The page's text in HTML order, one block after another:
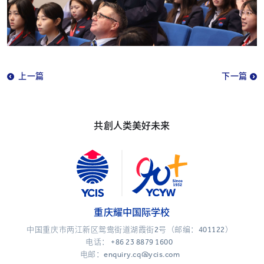
上一篇 下一篇
共創人类美好未来
重庆耀中国际学校
中国重庆市两江新区鸳鸯街道湖霞街2号（邮编：401122）
电话： +86 23 8879 1600
电邮：enquiry.cq@ycis.com